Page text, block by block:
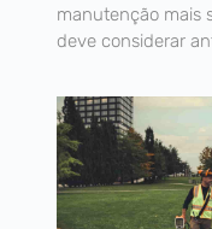
manutenção mais
deve considerar